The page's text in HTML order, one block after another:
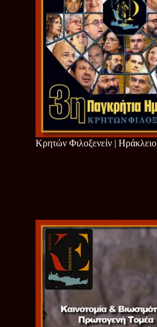
Κρητών Φιλοξενείν | Ηράκλειο